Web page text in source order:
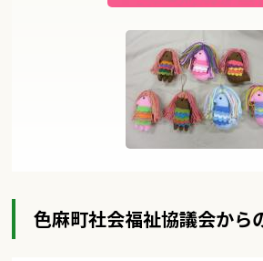
色麻町社会福祉協議会から